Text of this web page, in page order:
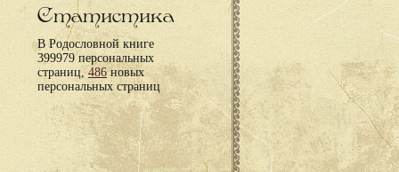
Статистика
В Родословной книге
399979 персональных
страниц,486новых
персональных страниц